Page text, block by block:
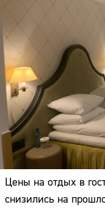
Цены на отдых в
снизились на